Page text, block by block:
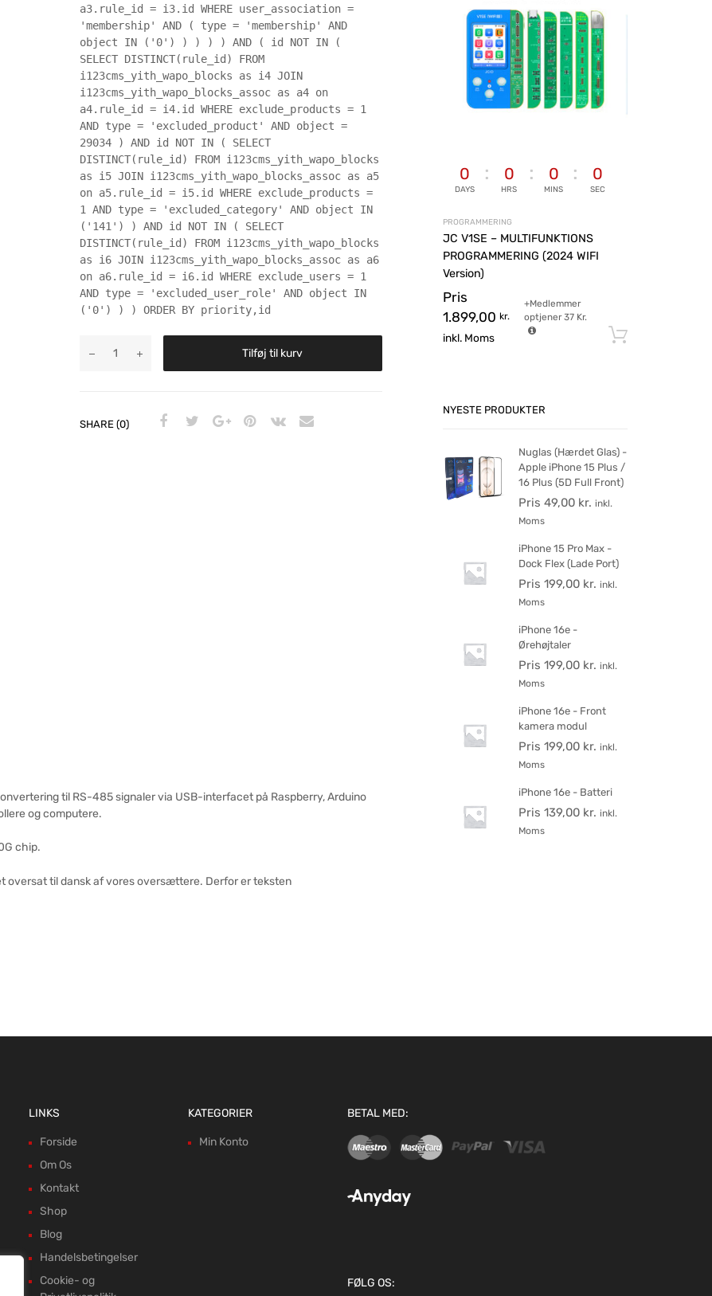
a3.rule_id = i3.id WHERE user_association =
'membership' AND ( type = 'membership' AND
object IN ('0') ) ) ) ) AND ( id NOT IN (
SELECT DISTINCT(rule_id) FROM
i123cms_yith_wapo_blocks as i4 JOIN
i123cms_yith_wapo_blocks_assoc as a4 on
a4.rule_id = i4.id WHERE exclude_products = 1
AND type = 'excluded_product' AND object =
29034 ) AND id NOT IN ( SELECT
DISTINCT(rule_id) FROM i123cms_yith_wapo_blocks
as i5 JOIN i123cms_yith_wapo_blocks_assoc as a5
on a5.rule_id = i5.id WHERE exclude_products =
1 AND type = 'excluded_category' AND object IN
('141') ) AND id NOT IN ( SELECT
DISTINCT(rule_id) FROM i123cms_yith_wapo_blocks
as i6 JOIN i123cms_yith_wapo_blocks_assoc as a6
on a6.rule_id = i6.id WHERE exclude_users = 1
AND type = 'excluded_user_role' AND object IN
('0') ) ) ORDER BY priority,id
Tilføj til kurv
SHARE (0)
til RS-485 signaler via USB-interfacet på Raspberry, Arduino
og computere.
chip.
oversat til dansk af vores oversættere. Derfor er teksten
0
DAYS
0
HRS
0
MINS
0
SEC
PROGRAMMERING
JC V1SE – MULTIFUNKTIONS
PROGRAMMERING (2024 WIFI
Version)
Pris
1.899,00 kr.
inkl. Moms
+Medlemmer
optjener37 Kr.
NYESTE PRODUKTER
Nuglas (Hærdet Glas) -
Apple iPhone 15 Plus /
16 Plus (5D Full Front)
Pris 49,00 kr. inkl.
Moms
iPhone 15 Pro Max -
Dock Flex (Lade Port)
Pris 199,00 kr. inkl.
Moms
iPhone 16e -
Ørehøjtaler
Pris 199,00 kr. inkl.
Moms
iPhone 16e - Front
kamera modul
Pris 199,00 kr. inkl.
Moms
iPhone 16e - Batteri
Pris 139,00 kr. inkl.
Moms
LINKS
Forside
Om Os
Kontakt
Shop
Blog
Handelsbetingelser
Cookie- og
KATEGORIER
Min Konto
BETAL MED:
FØLG OS: